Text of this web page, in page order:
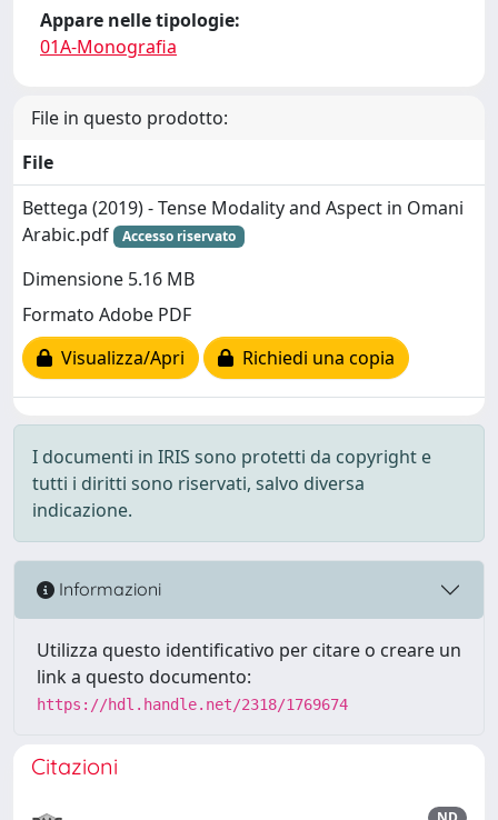
Appare nelle tipologie:
01A-Monografia
File in questo prodotto:
File
Bettega (2019) - Tense Modality and Aspect in Omani
Arabic.pdf
Accesso riservato
Dimensione 5.16 MB
Formato Adobe PDF
Visualizza/Apri
Richiedi una copia
I documenti in IRIS sono protetti da copyright e
tutti i diritti sono riservati, salvo diversa
indicazione.
Informazioni
Utilizza questo identificativo per citare o creare un
link a questo documento:
https://hdl.handle.net/2318/1769674
Citazioni